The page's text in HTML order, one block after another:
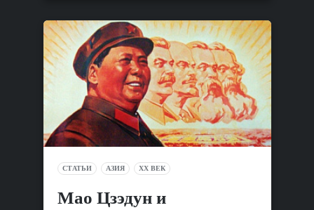
СТАТЬИ АЗИЯ XX ВЕК
Мао Цзэдун и